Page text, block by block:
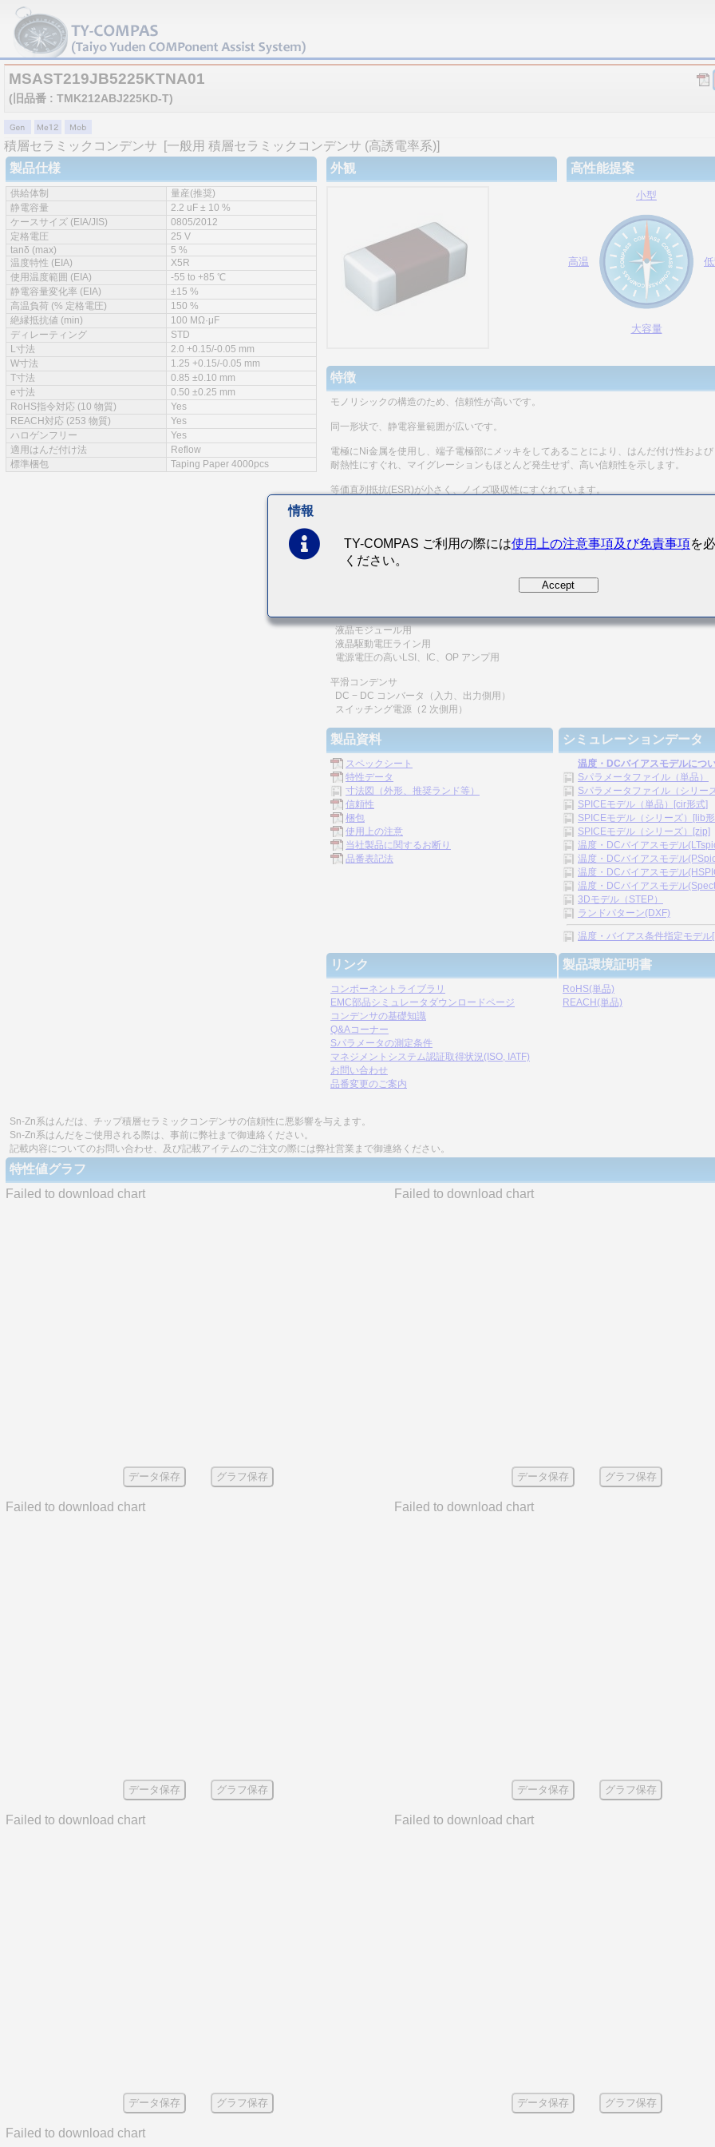
MSAST219JB5225KTNA01
(旧品番 : TMK212ABJ225KD-T)
積層セラミックコンデンサ
[一般用 積層セラミックコンデンサ (高誘電率系)]
製品仕様
供給体制
量産(推奨)
静電容量
2.2 uF ± 10 %
ケースサイズ (EIA/JIS)
0805/2012
定格電圧
25 V
tanδ (max)
5 %
温度特性 (EIA)
X5R
使用温度範囲 (EIA)
-55 to +85 ℃
静電容量変化率 (EIA)
±15 %
高温負荷 (% 定格電圧)
150 %
絶縁抵抗値 (min)
100 MΩ·μF
ディレーティング
STD
L寸法
2.0 +0.15/-0.05 mm
W寸法
1.25 +0.15/-0.05 mm
T寸法
0.85 ±0.10 mm
e寸法
0.50 ±0.25 mm
RoHS指令対応 (10 物質)
Yes
REACH対応 (253 物質)
Yes
ハロゲンフリー
Yes
適用はんだ付け法
Reflow
標準梱包
Taping Paper 4000pcs
外観 高性能提案
小型
高温
大容量
特徴
モノリシックの構造のため、信頼性が高いです。
同一形状で、静電容量範囲が広いです。
電極にNi金属を使用し、端子電極部にメッキをしてあることにより、はんだ付け性および
耐熱性にすぐれ、マイグレーションもほとんど発生せず、高い信頼性を示します。
等価直列抵抗(ESR)が小さく、ノイズ吸収性にすぐれています。
通信機器用（携帯電話、無線機器 etc.）
一般電子機器用
電源バイパスコンデンサ
液晶モジュール用
液晶駆動電圧ライン用
電源電圧の高いLSI、IC、OP アンプ用
平滑コンデンサ
DC − DC コンバータ（入力、出力側用）
スイッチング電源（2 次側用）
製品資料
スペックシート
特性データ
寸法図（外形、推奨ランド等）
信頼性
梱包
使用上の注意
当社製品に関するお断り
品番表記法
シミュレーションデータ
温度・DCバイアスモデルにつ
Sパラメータファイル（単品）
Sパラメータファイル（シリー
SPICEモデル（単品）[cir形式]
SPICEモデル（シリーズ）[lib
SPICEモデル（シリーズ）[zip]
温度・DCバイアスモデル
温度・DCバイアスモデル
温度・DCバイアスモデル
温度・DCバイアスモデル
3Dモデル（STEP）
ランドパターン(DXF)
温度・バイアス条件指定モデル
リンク
コンポーネントライブラリ
EMC部品シミュレータダウンロードページ
コンデンサの基礎知識
Q&Aコーナー
Sパラメータの測定条件
マネジメントシステム認証取得状況(ISO, IATF)
お問い合わせ
品番変更のご案内
製品環境証明書
RoHS(単品)
REACH(単品)
Sn-Zn系はんだは、チップ積層セラミックコンデンサの信頼性に悪影響を与えます。
Sn-Zn系はんだをご使用される際は、事前に弊社まで御連絡ください。
記載内容についてのお問い合わせ、及び記載アイテムのご注文の際には弊社営業まで御連絡ください。
特性値グラフ
Failed to download chart
データ保存 グラフ保存
Failed to download chart
データ保存 グラフ保存
Failed to download chart
データ保存 グラフ保存
Failed to download chart
データ保存 グラフ保存
Failed to download chart
データ保存 グラフ保存
Failed to download chart
データ保存 グラフ保存
Failed to download chart
情報
TY-COMPAS ご利用の際には使用上の注意事項及び免責事項を
ください。
Accept